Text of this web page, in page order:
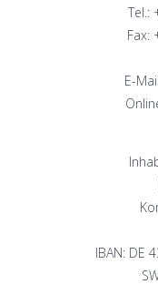
Tel.:
Fax:
E-
IBAN: DE